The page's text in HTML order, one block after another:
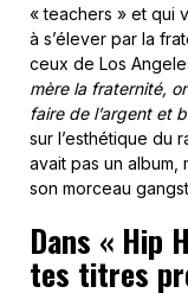
« teachers » et qui
à s’élever par la
ceux de Los
mère la fraternité,
faire de l’argent et
sur l’esthétique du
avait pas un album,
son morceau
Dans « Hip
tes titres